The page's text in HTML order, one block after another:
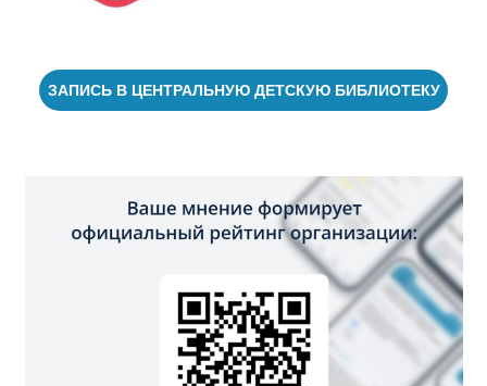
ЗАПИСЬ В ЦЕНТРАЛЬНУЮ ДЕТСКУЮ БИБЛИОТЕКУ